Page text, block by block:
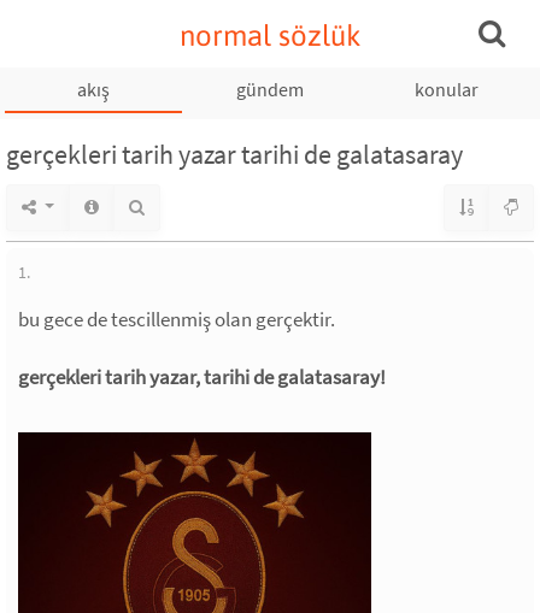
normal sözlük
akış gündem konular
gerçekleri tarih yazar tarihi de galatasaray
1.
bu gece de tescillenmiş olan gerçektir.
gerçekleri tarih yazar, tarihi de galatasaray!